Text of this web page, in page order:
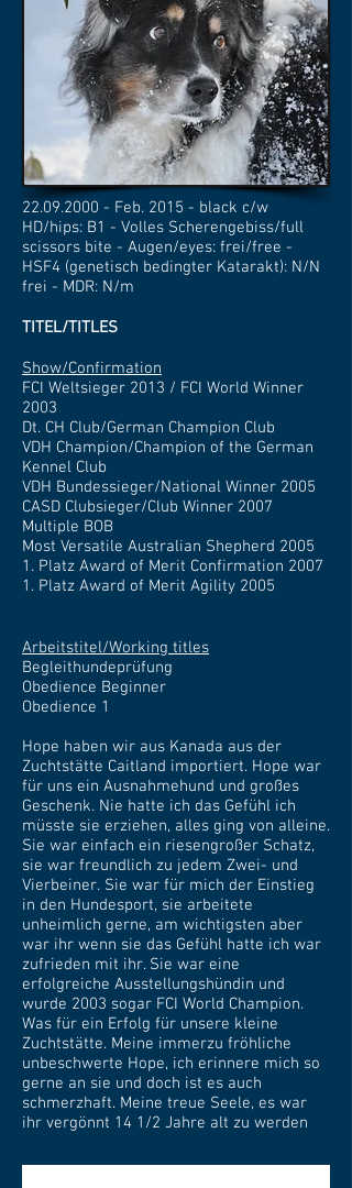
22.09.2000 - Feb. 2015 - black c/w
HD/hips: B1 - Volles Scherengebiss/full
scissors bite - Augen/eyes: frei/free -
HSF4 (genetisch bedingter Katarakt): N/N
frei - MDR: N/m
TITEL/TITLES
Show/Confirmation
FCI Weltsieger 2013 / FCI World Winner
2003
Dt. CH Club/German Champion Club
VDH Champion/Champion of the German
Kennel Club
VDH Bundessieger/National Winner 2005
CASD Clubsieger/Club Winner 2007
Multiple BOB
Most Versatile Australian Shepherd 2005
1. Platz Award of Merit Confirmation 2007
1. Platz Award of Merit Agility 2005
Arbeitstitel/Working titles
Begleithundeprüfung
Obedience Beginner
Obedience 1
Hope haben wir aus Kanada aus der
Zuchtstätte Caitland importiert. Hope war
für uns ein Ausnahmehund und großes
Geschenk. Nie hatte ich das Gefühl ich
müsste sie erziehen, alles ging von alleine.
Sie war einfach ein riesengroßer Schatz,
sie war freundlich zu jedem Zwei- und
Vierbeiner. Sie war für mich der Einstieg
in den Hundesport, sie arbeitete
unheimlich gerne, am wichtigsten aber
war ihr wenn sie das Gefühl hatte ich war
zufrieden mit ihr. Sie war eine
erfolgreiche Ausstellungshündin und
wurde 2003 sogar FCI World Champion.
Was für ein Erfolg für unsere kleine
Zuchtstätte. Meine immerzu fröhliche
unbeschwerte Hope, ich erinnere mich so
gerne an sie und doch ist es auch
schmerzhaft. Meine treue Seele, es war
ihr vergönnt 14 1/2 Jahre alt zu werden